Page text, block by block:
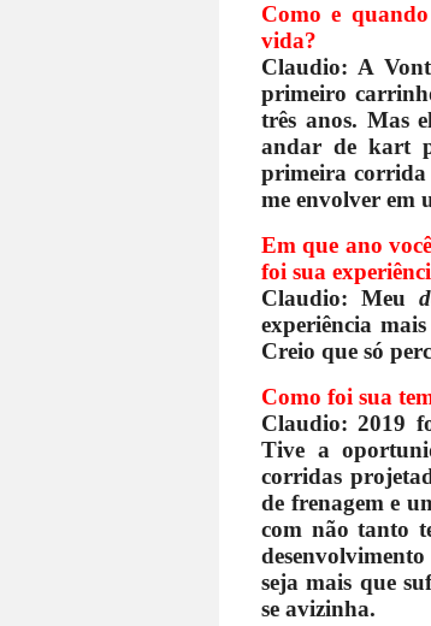
Como e
vida?
Claudio: A
primeiro
três anos. Mas
andar de kart
primeira corrida
me envolver em
Em que ano
foi sua
Claudio: Meu
experiência
Creio que só
Como foi sua
Claudio: 2019
Tive a
corridas
de frenagem e
com não tanto
seja mais que
se avizinha.